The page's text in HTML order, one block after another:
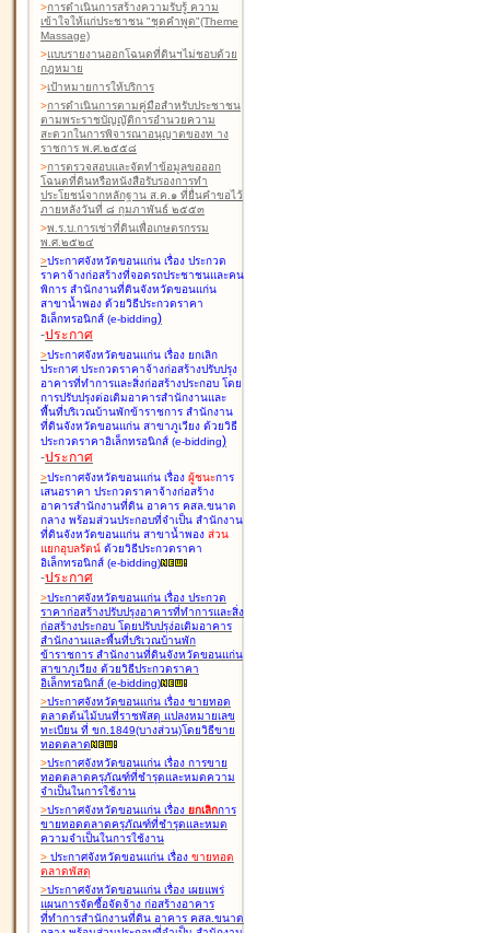
>การดำเนินการสร้างความรับรู้ ความ
เข้าใจให้แก่ประชาชน "ชุดคำพูด"(Theme
Massage)
>แบบรายงานออกโฉนดที่ดินฯไม่ชอบด้วย
กฎหมาย
>เป้าหมายการให้บริการ
>การดำเนินการตามคู่มือสำหรับประชาชน
ตามพระราชบัญญัติการอำนวยความ
สะดวกในการพิจารณาอนุญาตของท าง
ราชการ พ.ศ.๒๕๕๘
>การตรวจสอบและจัดทำข้อมูลขอออก
โฉนดที่ดินหรือหนังสือรับรองการทำ
ประโยชน์จากหลักฐาน ส.ค.๑ ที่ยื่นคำขอไว้
ภายหลังวันที่ ๘ กุมภาพันธ์ ๒๕๕๓
>พ.ร.บ.การเช่าที่ดินเพื่อเกษตรกรรม
พ.ศ.๒๕๒๔
>ประกาศจังหวัดขอนแก่น เรื่อง ประกวด
ราคาจ้างก่อสร้างที่จอดรถประชาชนและคน
พิการ สำนักงานที่ดินจังหวัดขอนแก่น
สาขาน้ำพอง ด้วยวิธีประกวดราคา
อิเล็กทรอนิกส์ (e-bidding)
-ประกาศ
>ประกาศจังหวัดขอนแก่น เรื่อง ยกเลิก
ประกาศ ประกวดราคาจ้างก่อสร้างปรับปรุง
อาคารที่ทำการและสิ่งก่อสร้างประกอบ โดย
การปรับปรุงต่อเติมอาคารสำนักงานและ
พื้นที่บริเวณบ้านพักข้าราชการ สำนักงาน
ที่ดินจังหวัดขอนแก่น สาขาภูเวียง ด้วยวิธี
ประกวดราคาอิเล็กทรอนิกส์ (e-bidding)
-ประกาศ
>ประกาศจังหวัดขอนแก่น เรื่อง ผู้ชนะการ
เสนอราคา ประกวดราคาจ้างก่อสร้าง
อาคารสำนักงานที่ดิน อาคาร คสล.ขนาด
กลาง พร้อมส่วนประกอบที่จำเป็น สำนักงาน
ที่ดินจังหวัดขอนแก่น สาขาน้ำพอง ส่วน
แยกอุบลรัตน์ ด้วยวิธีประกวดราคา
อิเล็กทรอนิกส์ (e-bidding)
-ประกาศ
>ประกาศจังหวัดขอนแก่น เรื่อง ประกวด
ราคาก่อสร้างปรับปรุงอาคารที่ทำการและสิ่ง
ก่อสร้างประกอบ โดยปรับปรุง่อเติมอาคาร
สำนักงานและพื้นที่บริเวณบ้านพัก
ข้าราชการ สำนักงานที่ดินจังหวัดขอนแก่น
สาขาภูเวียง ด้วยวิธีประกวดราคา
อิเล็กทรอนิกส์ (e-bidding)
>ประกาศจังหวัดขอนแก่น เรื่อง ขายทอด
ตลาดต้นไม้บนที่ราชพัสดุ แปลงหมายเลข
ทะเบียน ที่ ขก.1849(บางส่วน)โดยวิธีขาย
ทอดตลาด
>ประกาศจังหวัดขอนแก่น เรื่อง การขาย
ทอดตลาดครุภัณฑ์ที่ชำรุดและหมดความ
จำเป็นในการใช้งาน
>ประกาศจังหวัดขอนแก่น เรื่อง ยกเลิกการ
ขายทอดตลาดครุภัณฑ์ที่ชำรุดและหมด
ความจำเป็นในการใช้งาน
> ประกาศจังหวัดขอนแก่น เรื่อง ขายทอด
ตลาดพัสดุ
>ประกาศจังหวัดขอนแก่น เรื่อง เผยแพร่
แผนการจัดซื้อจัดจ้าง ก่อสร้างอาคาร
ที่ทำการสำนักงานที่ดิน อาคาร คสล.ขนาด